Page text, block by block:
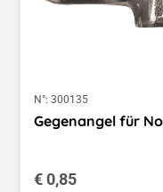
N°: 300135
Gegenangel für
Regulärer Preis:
€ 0,85